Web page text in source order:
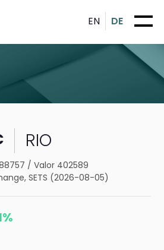
EN DE
RIO
/Valor 402589
SETS (2026-08-05)